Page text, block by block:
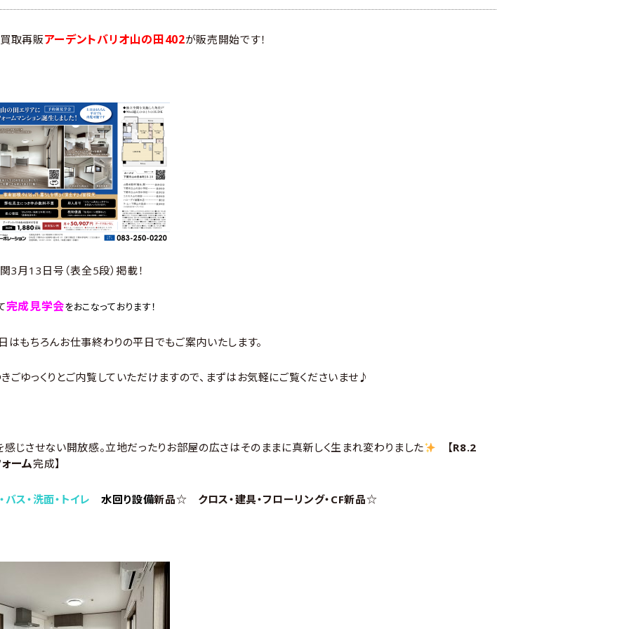
取再販アーデントバリオ山の田402が販売開始です！
3月13日号（表全5段）掲載！
完成見学会をおこなっております！
はもちろんお仕事終わりの平日でもご案内いたします。
ごゆっくりとご内覧していただけますので、まずはお気軽にご覧くださいませ♪
じさせない開放感。立地だったりお部屋の広さはそのままに真新しく生まれ変わりました 【R8.2
ーム完成】
バス・洗面・トイレ水回り設備新品☆ クロス・建具・フローリング・CF新品☆